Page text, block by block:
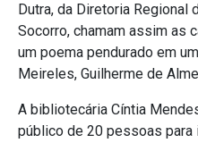
Dutra, da Diretoria Regional
Socorro, chamam assim as
um poema pendurado em
Meireles, Guilherme de
A bibliotecária Cíntia
público de 20 pessoas